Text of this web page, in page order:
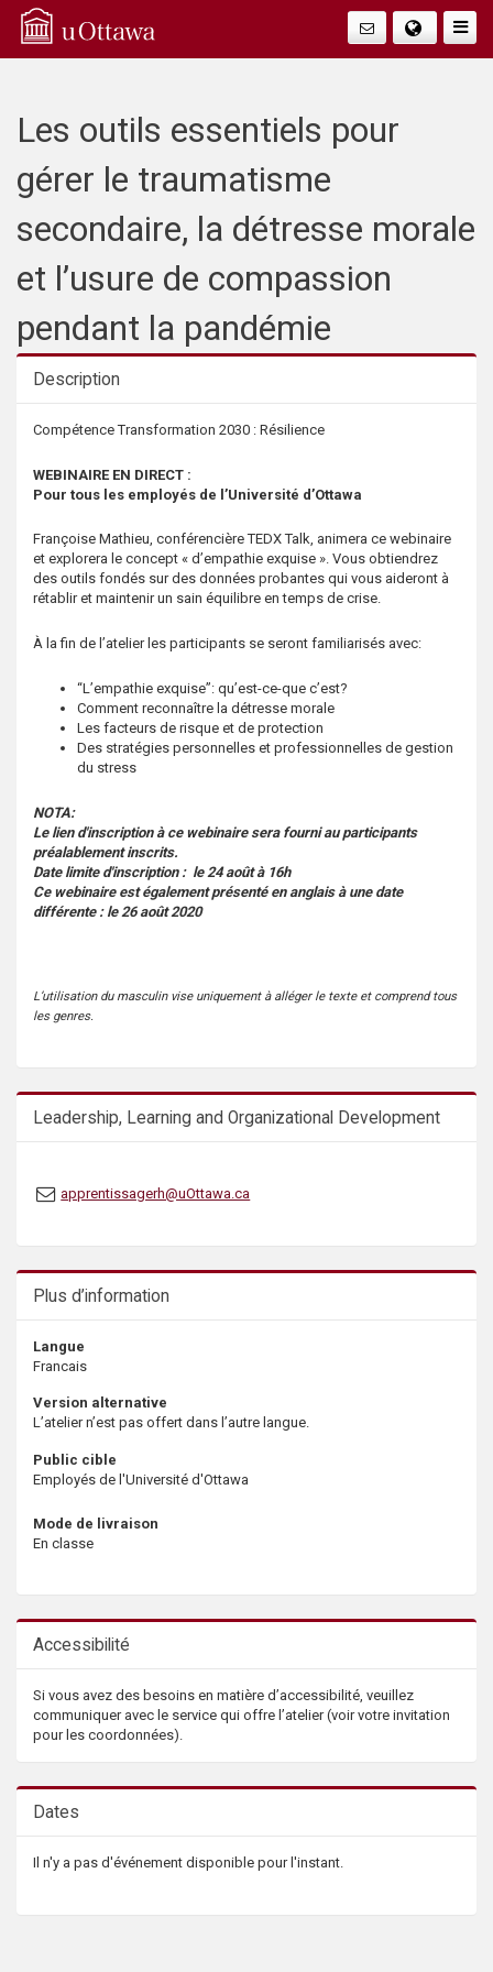
Q
A
Faire
Les outils essentiels pour
gérer le traumatisme
secondaire, la détresse morale
et l’usure de compassion
pendant la pandémie
Description
Description
Compétence Transformation 2030 : Résilience
WEBINAIRE EN DIRECT :
Pour tous les employés de l’Université d’Ottawa
Françoise Mathieu, conférencière TEDX Talk, animera ce webinaire
et explorera le concept « d’empathie exquise ». Vous obtiendrez
des outils fondés sur des données probantes qui vous aideront à
rétablir et maintenir un sain équilibre en temps de crise.
À la fin de l’atelier les participants se seront familiarisés avec:
“L’empathie exquise”: qu’est-ce-que c’est?
Comment reconnaître la détresse morale
Les facteurs de risque et de protection
Des stratégies personnelles et professionnelles de gestion
du stress
NOTA:
Le lien d'inscription à ce webinaire sera fourni au participants
préalablement inscrits.
Date limite d'inscription : le 24 août à 16h
Ce webinaire est également présenté en anglais à une date
différente : le 26 août 2020
L’utilisation du masculin vise uniquement à alléger le texte et comprend tous
les genres.
Leadership, Learning and Organizational Development
apprentissagerh@uOttawa.ca
Plus d’information
Langue
Francais
Version alternative
L’atelier n’est pas offert dans l’autre langue.
Public cible
Employés de l'Université d'Ottawa
Mode de livraison
En classe
Accessibilité
Si vous avez des besoins en matière d’accessibilité, veuillez
communiquer avec le service qui offre l’atelier (voir votre invitation
pour les coordonnées).
Dates
Il n'y a pas d'événement disponible pour l'instant.